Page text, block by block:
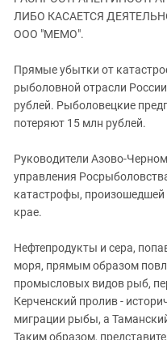
Дагестан
Ингушетия
Кабардино-Балкария
Калмыкия
Карачаево-Черкесия
Нагорный Карабах
Российская Федерация
Ростовская область
СКФО
Ставропольский край
Чечня
ЛИБО КАСАЕТСЯ
ООО "МЕМО".
Прямые убытки от
рыболовной отрасли
рублей. Рыболовецкие
потеряют 15 млн рублей.
Руководители Азово-
управления
катастрофы,
крае.
Нефтепродукты и сера,
моря, прямым образом
промысловых видов рыб,
Керченский пролив -
миграции рыбы, а
Таким образом,